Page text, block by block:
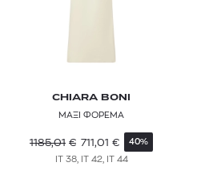
CHIARA BONI
ΜΑΞΙ ΦΟΡΕΜΑ
1185,01 € 711,01 € 40%
IT 38, IT 42, IT 44